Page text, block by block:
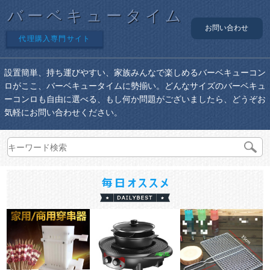
バーベキュータイム
代理購入専門サイト
お問い合わせ
設置簡単、持ち運びやすい、家族みんなで楽しめるバーベキューコン
ロがここ、バーベキュータイムに勢揃い。どんなサイズのバーベキュ
ーコンロも自由に選べる、もし何か問題がございましたら、どうぞお
気軽にお問い合わせください。